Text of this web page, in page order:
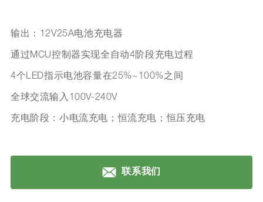
输出：12V25A电池充电器
通过MCU控制器实现全自动4阶段充电过程
4个LED指示电池容量在25%~100%之间
全球交流输入100V-240V
充电阶段：小电流充电；恒流充电；恒压充电
联系我们